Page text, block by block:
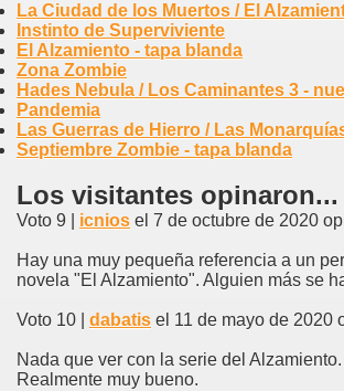
La Ciudad de los Muertos / El
Instinto de Superviviente
El Alzamiento - tapa blanda
Zona Zombie
Hades Nebula / Los Caminantes 3 -
Pandemia
Las Guerras de Hierro / Las
Septiembre Zombie - tapa blanda
Los visitantes opinaron...
Voto 9 | icnios el 7 de octubre de 2020
Hay una muy pequeña referencia a un
novela "El Alzamiento". Alguien más se
Voto 10 | dabatis el 11 de mayo de 2020
Nada que ver con la serie del Alzamiento.
Realmente muy bueno.